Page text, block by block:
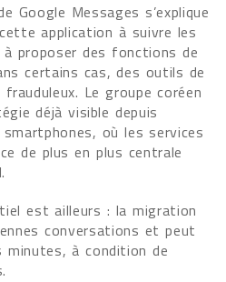
Google Messages s’explique
application à suivre les
proposer des fonctions de
certains cas, des outils de
Le groupe coréen
déjà visible depuis
où les services
de plus en plus centrale
est ailleurs : la migration
conversations et peut
minutes, à condition de